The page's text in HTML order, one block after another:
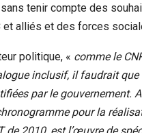
tenir compte des
et alliés et des forces
politique, « comme le
inclusif, il faudrait
par le gouvernement.
pour la